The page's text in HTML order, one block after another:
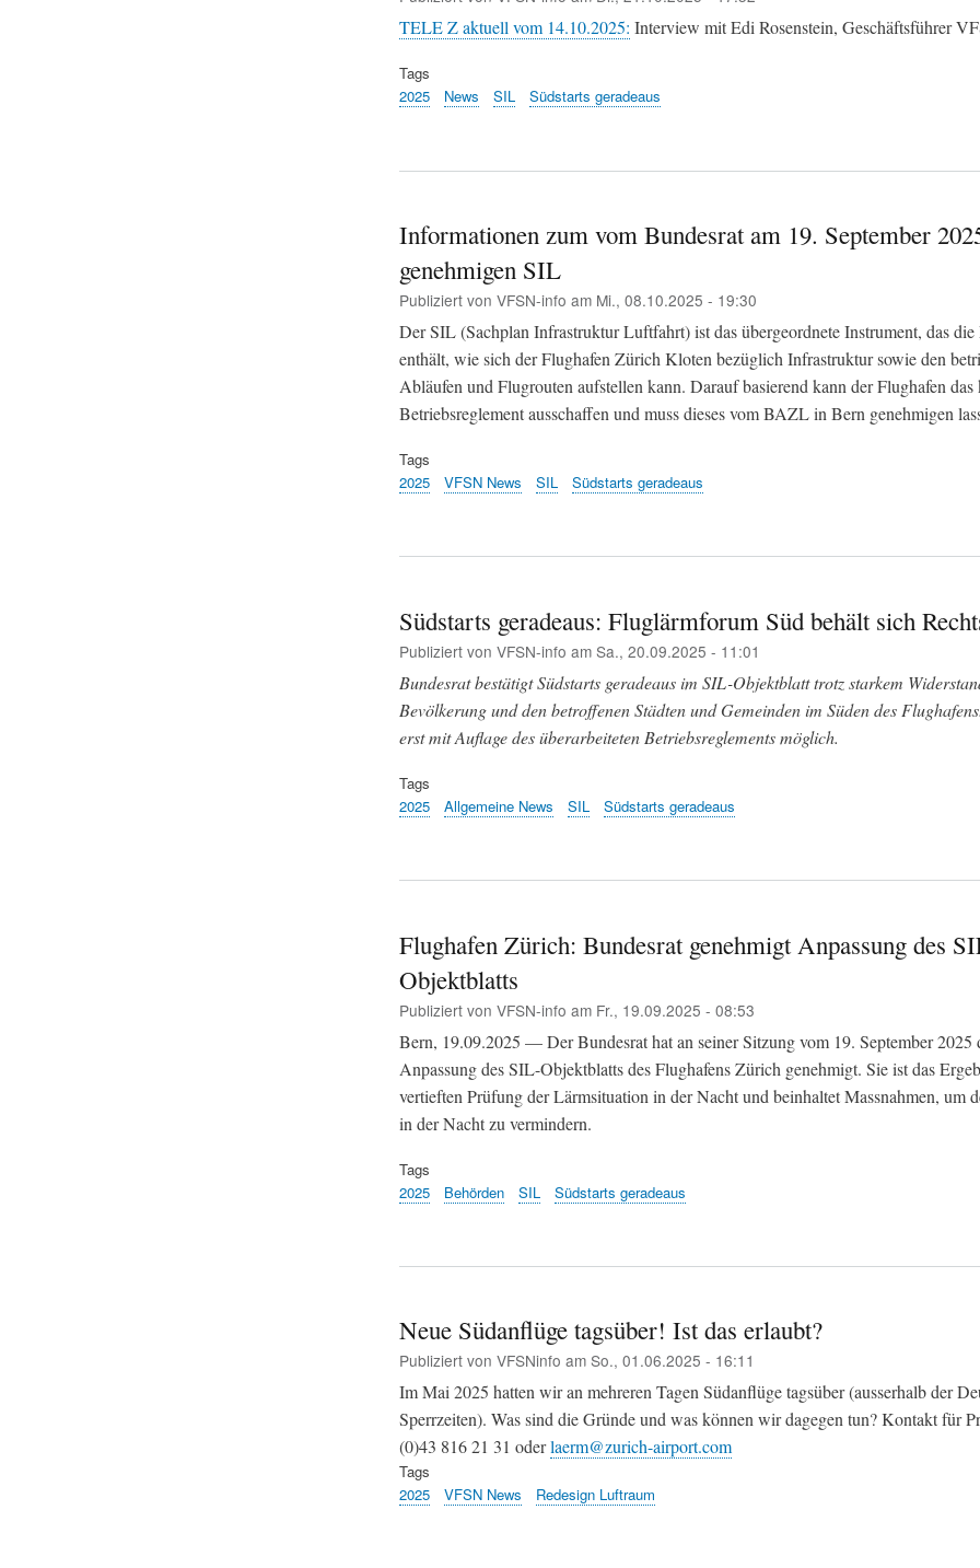
TELE Z aktuell vom 14.10.2025: Interview mit Edi Rosenstein, Geschäftsführer
Tags
2025
News SIL Südstarts geradeaus
Informationen zum vom Bundesrat am 19. September
genehmigen SIL
Publiziert von VFSN-info am Mi., 08.10.2025 - 19:30
Der SIL (Sachplan Infrastruktur Luftfahrt) ist das übergeordnete Instrument, das
enthält, wie sich der Flughafen Zürich Kloten bezüglich Infrastruktur sowie den
Abläufen und Flugrouten aufstellen kann. Darauf basierend kann der Flughafen das
Betriebsreglement ausschaffen und muss dieses vom BAZL in Bern genehmigen
Tags
2025
VFSN News SIL Südstarts geradeaus
Südstarts geradeaus: Fluglärmforum Süd behält sich
Publiziert von VFSN-info am Sa., 20.09.2025 - 11:01
Bundesrat bestätigt Südstarts geradeaus im SIL-Objektblatt trotz starkem
Bevölkerung und den betroffenen Städten und Gemeinden im Süden des
erst mit Auflage des überarbeiteten Betriebsreglements möglich.
Tags
2025
Allgemeine News SIL Südstarts geradeaus
Flughafen Zürich: Bundesrat genehmigt Anpassung des
Objektblatts
Publiziert von VFSN-info am Fr., 19.09.2025 - 08:53
Bern, 19.09.2025 — Der Bundesrat hat an seiner Sitzung vom 19. September 2025
Anpassung des SIL-Objektblatts des Flughafens Zürich genehmigt. Sie ist das
vertieften Prüfung der Lärmsituation in der Nacht und beinhaltet Massnahmen, um
in der Nacht zu vermindern.
Tags
2025
Behörden SIL Südstarts geradeaus
Neue Südanflüge tagsüber! Ist das erlaubt?
Publiziert von VFSNinfo am So., 01.06.2025 - 16:11
Im Mai 2025 hatten wir an mehreren Tagen Südanflüge tagsüber (ausserhalb der
Sperrzeiten). Was sind die Gründe und was können wir dagegen tun? Kontakt für
(0)43 816 21 31 oderlaerm@zurich-airport.com
Tags
2025
VFSN News Redesign Luftraum